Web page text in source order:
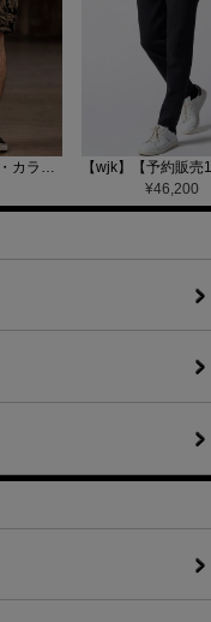
【予約販売サイズ・カラーにより納期異なる】【CAMBIO(カンビオ)】Gobelin Short Pants ショートパンツ(CAM25SS-002)
¥46,200